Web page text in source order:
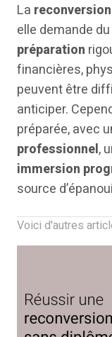
La
elle demande du
préparation
financières,
peuvent être
anticiper.
préparée, avec
professionnel,
immersion
source
Voici d'autres